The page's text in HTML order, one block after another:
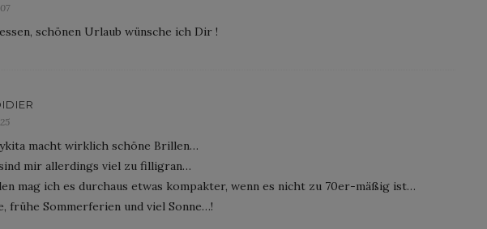
schönen Urlaub wünsche ich Dir !
macht wirklich schöne Brillen…
mir allerdings viel zu filligran…
mag ich es durchaus etwas kompakter, wenn es nicht zu 70er-mäßig ist…
frühe Sommerferien und viel Sonne…!